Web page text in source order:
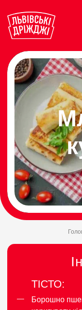
ТІСТО:
Борошно